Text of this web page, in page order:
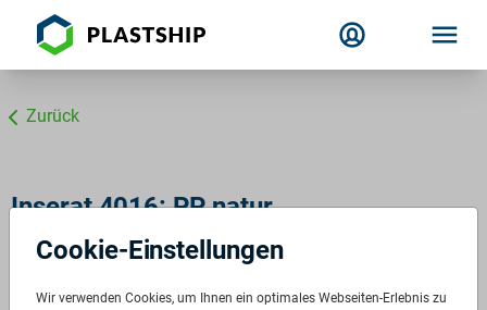
Zurück
Inserat 4016: PP natur
Verfügbar ab: Sofort
Cookie-Einstellungen
Wir verwenden Cookies, um Ihnen ein optimales Webseiten-Erlebnis zu